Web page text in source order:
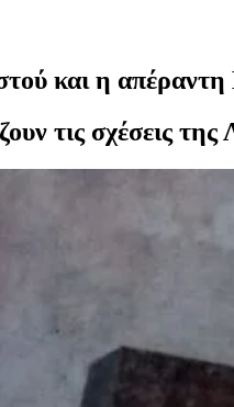
και η
τις σχέσεις της